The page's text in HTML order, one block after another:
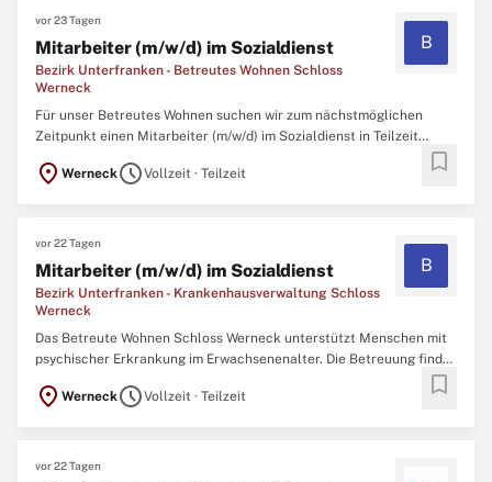
vor 23 Tagen
Mitarbeiter (m/w/d) im Sozialdienst
Bezirk Unterfranken - Betreutes Wohnen Schloss
Werneck
B
Für unser Betreutes Wohnen suchen wir zum nächstmöglichen
Zeitpunkt einen Mitarbeiter (m/w/d) im Sozialdienst in Teilzeit
Elternzeitvertretung für 1 Jahr, mit Aussicht auf
location_on WerneckscheduleVollzeit · Teilzeit bookmark
vor 22 Tagen
Mitarbeiter (m/w/d) im Sozialdienst
Bezirk Unterfranken - Krankenhausverwaltung Schloss
Werneck
B
Das Betreute Wohnen Schloss Werneck unterstützt Menschen mit
psychischer Erkrankung im Erwachsenenalter. Die Betreuung findet
Erkrankung Unterstützung benötigen, jedoch nicht ganztags oder
location_on WerneckscheduleVollzeit · Teilzeit bookmark
vor 22 Tagen